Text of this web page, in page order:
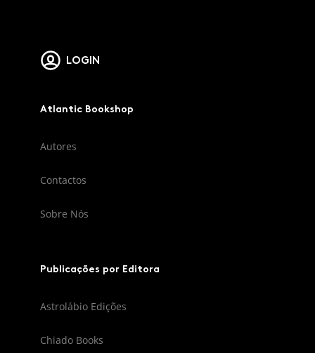
LOGIN
Atlantic Bookshop
Autores
Contactos
Sobre Nós
Publicações por Editora
Astrolábio Edições
Chiado Books